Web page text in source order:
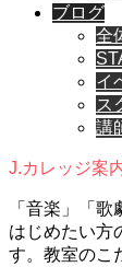
ブログ
全
イ
ス
講
J.カレッジ案
「音楽」「
はじめたい方
す。教室のこ